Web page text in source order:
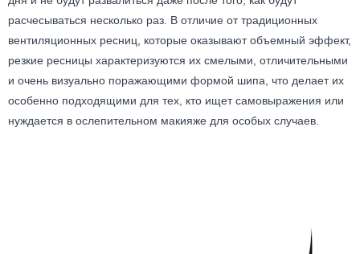
расчесываться несколько раз. В отличие от традиционных
вентиляционных ресниц, которые оказывают объемный эффект,
резкие ресницы характеризуются их смелыми, отличительными
и очень визуально поражающими формой шипа, что делает их
особенно подходящими для тех, кто ищет самовыражения или
нуждается в ослепительном макияже для особых случаев.